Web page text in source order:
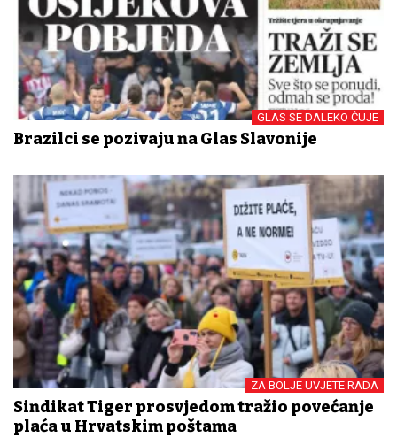
GLAS SE DALEKO ČUJE
Brazilci se pozivaju na Glas Slavonije
ZA BOLJE UVJETE RADA
Sindikat Tiger prosvjedom tražio povećanje
plaća u Hrvatskim poštama